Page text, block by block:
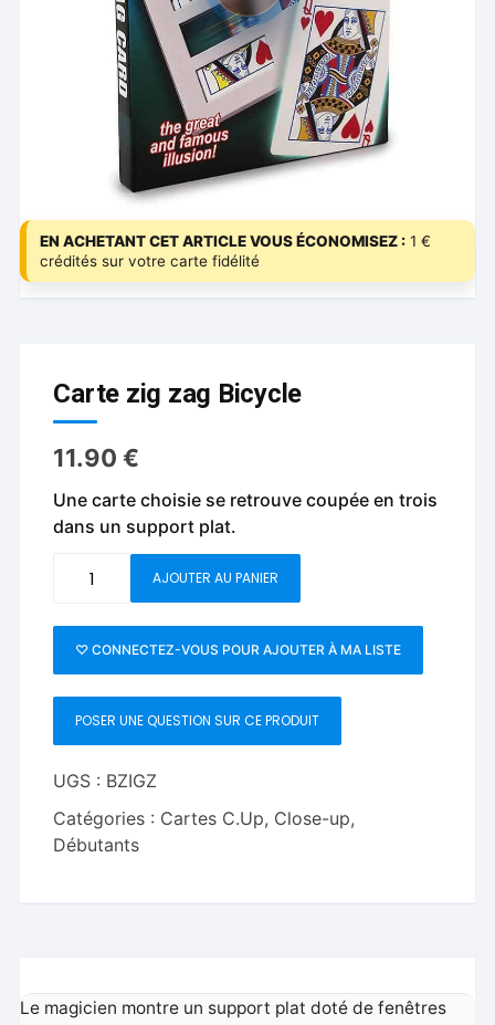
EN ACHETANT CET ARTICLE VOUS ÉCONOMISEZ : 1 €
crédités sur votre carte fidélité
Carte zig zag Bicycle
11.90€
Une carte choisie se retrouve coupée en trois
dans un support plat.
zag
Bicycle
AJOUTER AU PANIER
♡ CONNECTEZ-VOUS POUR AJOUTER À MA LISTE
POSER UNE QUESTION SUR CE PRODUIT
UGS : BZIGZ
Catégories : Cartes C.Up, Close-up,
Débutants
Le magicien montre un support plat doté de fenêtres